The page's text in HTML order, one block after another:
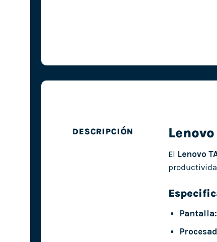
DESCRIPCIÓN Lenovo
El Lenovo
Pantalla: